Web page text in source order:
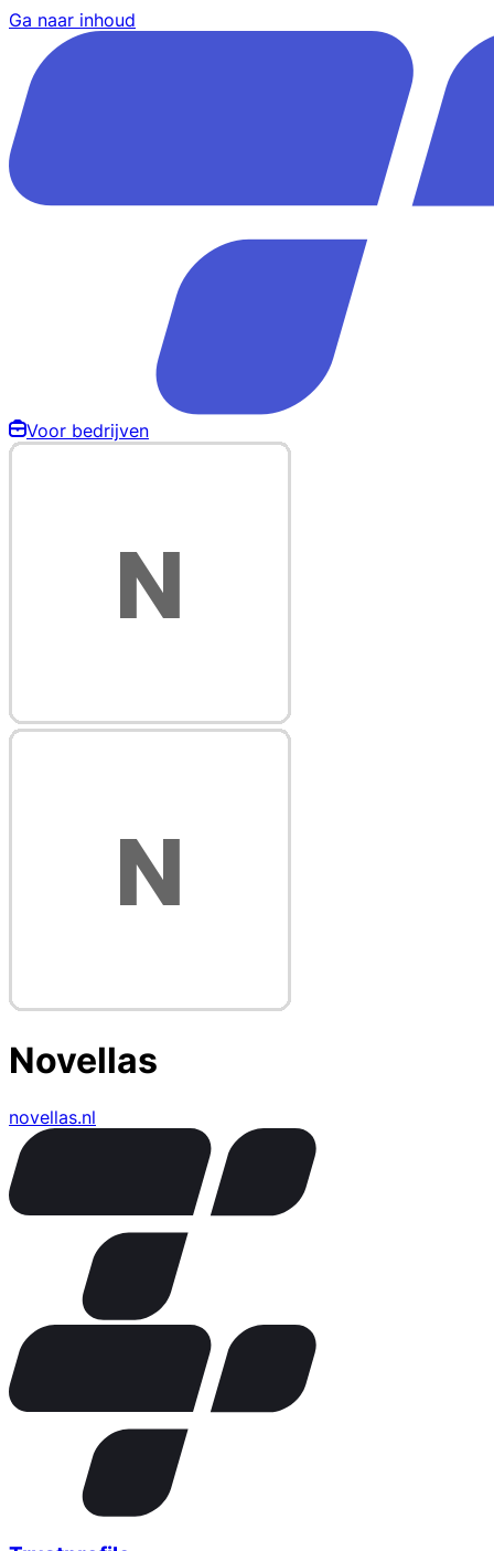
Ga naar inhoud
Voor bedrijven
Novellas
novellas.nl